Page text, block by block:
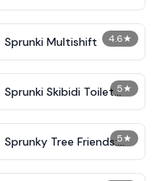
4.6★
Sprunki Multishift
5★
Sprunki Skibidi Toilet
Remake 5
5★
Sprunky Tree Friends:
Retro-Leaf